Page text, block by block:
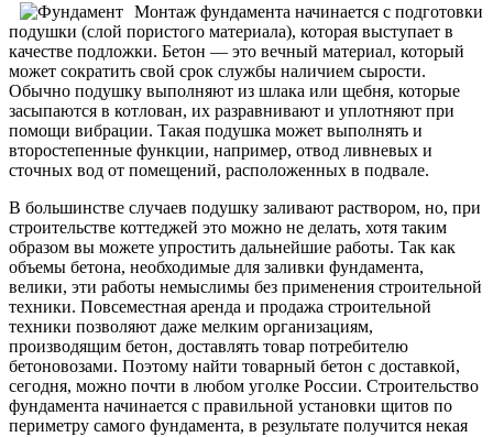
Монтаж фундамента начинается с подготовки
подушки (слой пористого материала), которая выступает в
качестве подложки. Бетон — это вечный материал, который
может сократить свой срок службы наличием сырости.
Обычно подушку выполняют из шлака или щебня, которые
засыпаются в котлован, их разравнивают и уплотняют при
помощи вибрации. Такая подушка может выполнять и
второстепенные функции, например, отвод ливневых и
сточных вод от помещений, расположенных в подвале.
В большинстве случаев подушку заливают раствором, но, при
строительстве коттеджей это можно не делать, хотя таким
образом вы можете упростить дальнейшие работы. Так как
объемы бетона, необходимые для заливки фундамента,
велики, эти работы немыслимы без применения строительной
техники. Повсеместная аренда и продажа строительной
техники позволяют даже мелким организациям,
производящим бетон, доставлять товар потребителю
бетоновозами. Поэтому найти товарный бетон с доставкой,
сегодня, можно почти в любом уголке России. Строительство
фундамента начинается с правильной установки щитов по
периметру самого фундамента, в результате получится некая